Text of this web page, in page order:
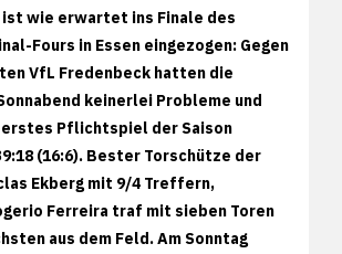
ist wie erwartet ins Finale des
Fours in Essen eingezogen: Gegen
VfL Fredenbeck hatten die
keinerlei Probleme und
erstes Pflichtspiel der Saison
(16:6). Bester Torschütze der
Ekberg mit 9/4 Treffern,
Ferreira traf mit sieben Toren
aus dem Feld. Am Sonntag